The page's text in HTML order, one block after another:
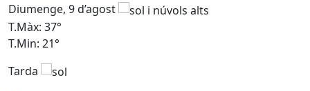
Diumenge, 9 d’agost
T.Màx: 37°
T.Min: 21°
Tarda